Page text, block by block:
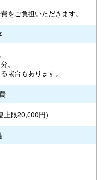
をご負担いただきます。
。
場合もあります。
限20,000円）